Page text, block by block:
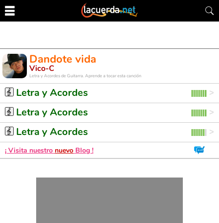
Dandote vida
Vico-C
Letra y Acordes de Guitarra. Aprende a tocar esta canción
Letra y Acordes
Letra y Acordes
Letra y Acordes
¡ Visita nuestro nuevo Blog !